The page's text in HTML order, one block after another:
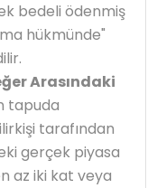
bedeli ödenmiş
hükmünde"
Arasındaki
tapuda
tarafından
gerçek piyasa
az iki kat veya